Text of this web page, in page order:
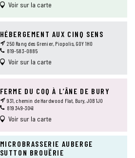
Voir sur la carte
HÉBERGEMENT AUX CINQ SENS
250 Rang des Grenier, Piopolis, G0Y 1H0
819-583-0885
Voir sur la carte
FERME DU COQ À L’ÂNE DE BURY
931, chemin de Hardwood Flat, Bury, J0B 1J0
819 349-3041
Voir sur la carte
MICROBRASSERIE AUBERGE
SUTTON BROUËRIE